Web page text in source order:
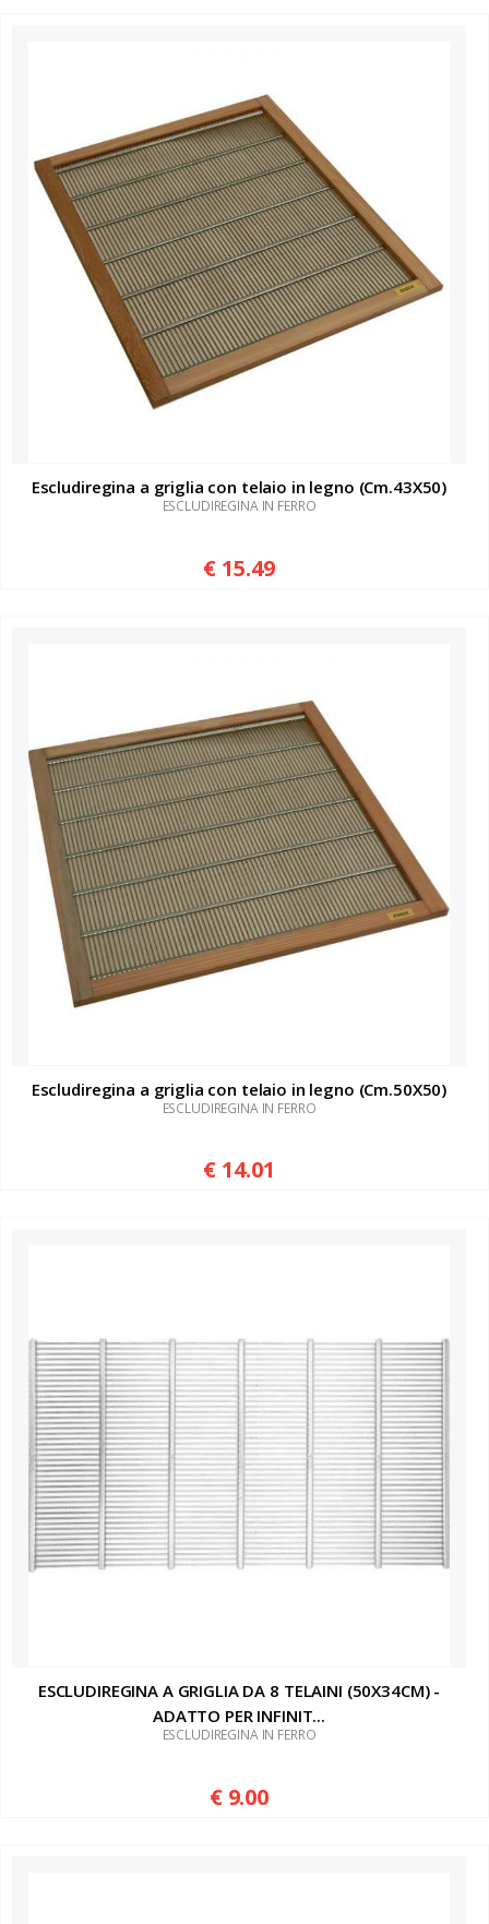
Escludiregina a griglia con telaio in legno (Cm.43X50)
ESCLUDIREGINA IN FERRO
€ 15.49
Escludiregina a griglia con telaio in legno (Cm.50X50)
ESCLUDIREGINA IN FERRO
€ 14.01
ESCLUDIREGINA A GRIGLIA DA 8 TELAINI (50X34CM) -
ADATTO PER INFINIT...
ESCLUDIREGINA IN FERRO
€ 9.00